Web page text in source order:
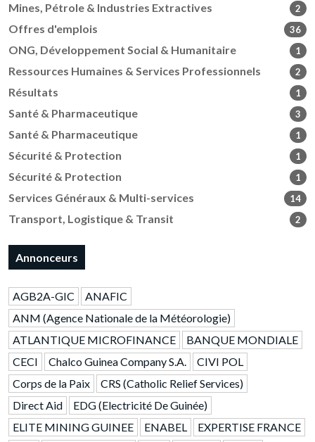
Mines, Pétrole & Industries Extractives 2
Offres d'emplois 36
ONG, Développement Social & Humanitaire 1
Ressources Humaines & Services Professionnels 2
Résultats 1
Santé & Pharmaceutique 3
Santé & Pharmaceutique 1
Sécurité & Protection 1
Sécurité & Protection 1
Services Généraux & Multi-services 14
Transport, Logistique & Transit 2
Annonceurs
AGB2A-GIC
ANAFIC
ANM (Agence Nationale de la Météorologie)
ATLANTIQUE MICROFINANCE
BANQUE MONDIALE
CECI
Chalco Guinea Company S.A.
CIVI POL
Corps de la Paix
CRS (Catholic Relief Services)
Direct Aid
EDG (Electricité De Guinée)
ELITE MINING GUINEE
ENABEL EXPERTISE FRANCE